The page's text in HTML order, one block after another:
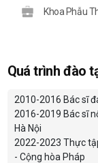
Khoa Phẫu
Quá trình đào
2010-2016 Bác sĩ
2016-2019 Bác sĩ
Hà Nội
2022-2023 Thực
- Cộng hòa Pháp